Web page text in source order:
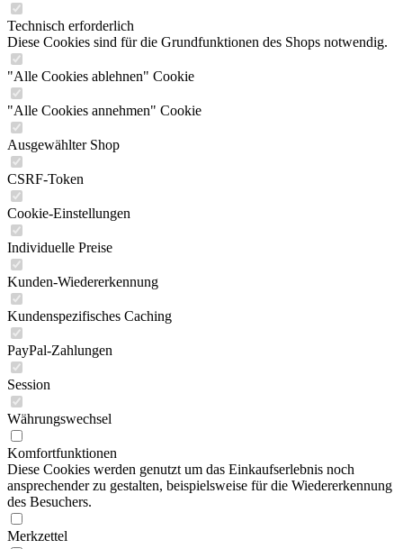
Technisch erforderlich
Diese Cookies sind für die Grundfunktionen des Shops notwendig.
"Alle Cookies ablehnen" Cookie
"Alle Cookies annehmen" Cookie
Ausgewählter Shop
CSRF-Token
Cookie-Einstellungen
Individuelle Preise
Kunden-Wiedererkennung
Kundenspezifisches Caching
PayPal-Zahlungen
Session
Währungswechsel
Komfortfunktionen
Diese Cookies werden genutzt um das Einkaufserlebnis noch
ansprechender zu gestalten, beispielsweise für die Wiedererkennung
des Besuchers.
Merkzettel